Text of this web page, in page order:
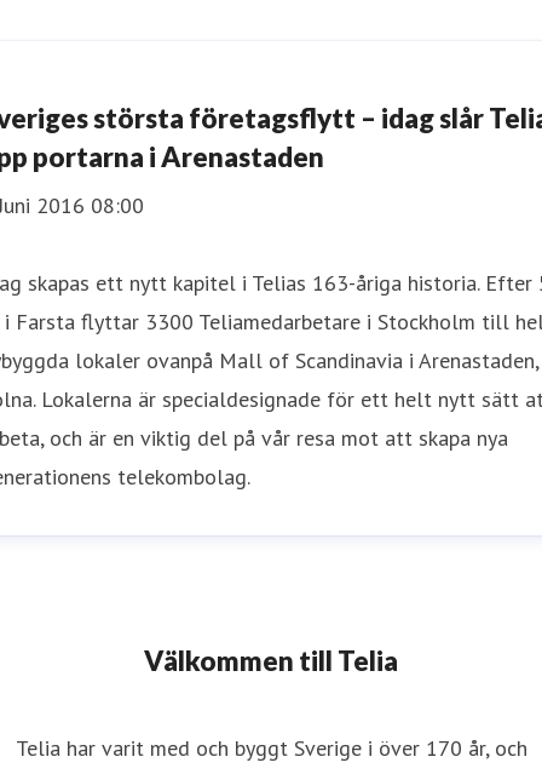
största företagsflytt – idag slår
portarna i Arenastaden
2016 08:00
skapas ett nytt kapitel i Telias 163-åriga historia. Efter
i Farsta flyttar 3300 Teliamedarbetare i Stockholm till
lokaler ovanpå Mall of Scandinavia i Arenastaden,
Lokalerna är specialdesignade för ett helt nytt sätt
och är en viktig del på vår resa mot att skapa nya
telekombolag.
Välkommen till Telia
Telia har varit med och byggt Sverige i över 170 år, och